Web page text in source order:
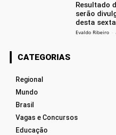
Resultado
serão
desta
Evaldo Ribeiro -
CATEGORIAS
Regional
Mundo
Brasil
Vagas e Concursos
Educação